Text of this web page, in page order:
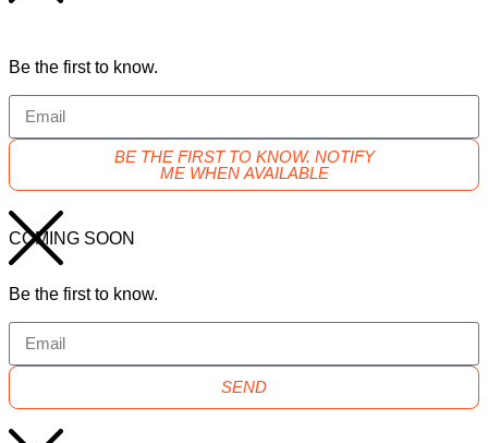
Be the first to know.
BE THE FIRST TO KNOW. NOTIFY
ME WHEN AVAILABLE
COMING SOON
Be the first to know.
SEND